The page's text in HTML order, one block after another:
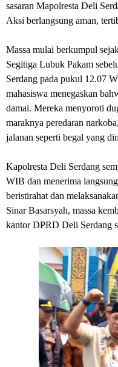
sasaran Mapolresta Deli
Aksi berlangsung aman,
‎Massa mulai berkumpul
Segitiga Lubuk Pakam
Serdang pada pukul 12.07
mahasiswa menegaskan
damai. Mereka menyoroti
maraknya peredaran
jalanan seperti begal yang
‎Kapolresta Deli Serdang
WIB dan menerima
beristirahat dan
Sinar Basarsyah, massa
kantor DPRD Deli Serdang